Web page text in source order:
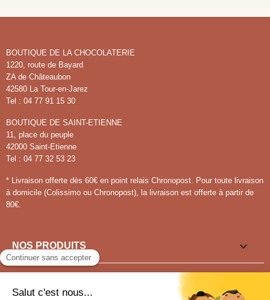
BOUTIQUE DE LA CHOCOLATERIE
1220, route de Bayard
ZA de Châteaubon
42580 La Tour-en-Jarez
Tel : 04 77 91 15 30
BOUTIQUE DE SAINT-ETIENNE
11, place du peuple
42000 Saint-Etienne
Tel : 04 77 32 53 23
* Livraison offerte dès 60€ en point relais Chronopost. Pour toute livraison
à domicile (Colissimo ou Chronopost), la livraison est offerte à partir de
80€.
NOS PRODUITS 
